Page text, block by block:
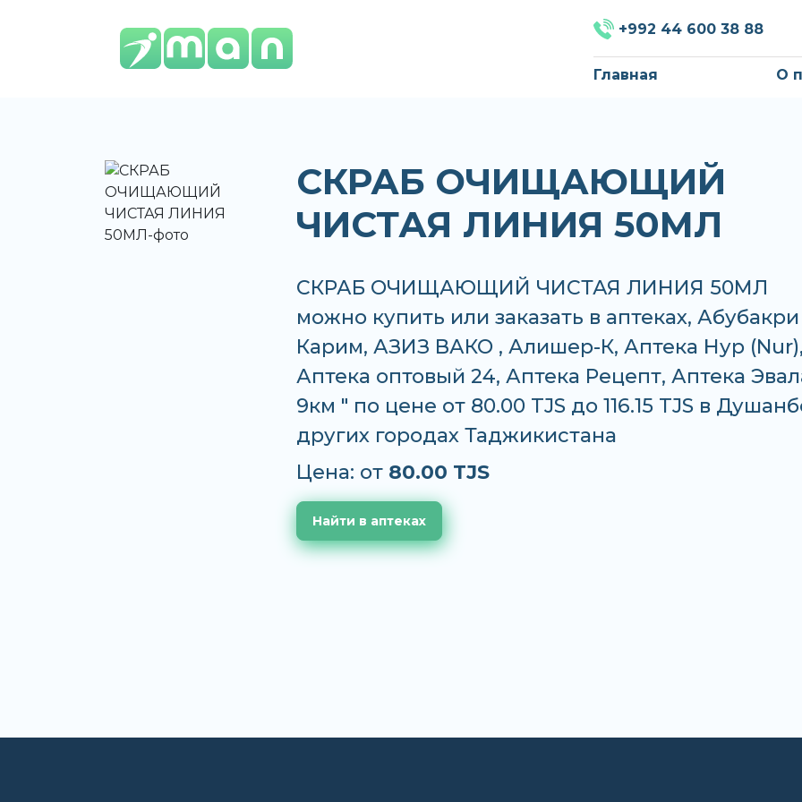
+992 44 600 38 88
Главная О
СКРАБ ОЧИЩАЮЩИЙ
ЧИСТАЯ ЛИНИЯ 50МЛ
СКРАБ ОЧИЩАЮЩИЙ ЧИСТАЯ ЛИНИЯ 50МЛ
можно купить или заказать в аптеках, Абубакри
Карим, АЗИЗ ВАКО , Алишер-К, Аптека Нур
Аптека оптовый 24, Аптека Рецепт, Аптека
9км " по цене от 80.00 TJS до 116.15 TJS в
других городах Таджикистана
Цена: от 80.00 TJS
Найти в аптеках